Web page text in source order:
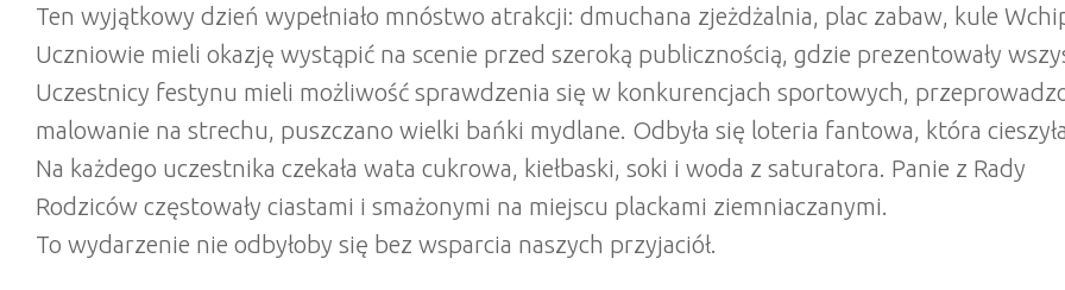
Ten wyjątkowy dzień wypełniało mnóstwo atrakcji: dmuchana zjeżdżalnia, plac zabaw, kule
Uczniowie mieli okazję wystąpić na scenie przed szeroką publicznością, gdzie prezentowały
Uczestnicy festynu mieli możliwość sprawdzenia się w konkurencjach sportowych,
malowanie na strechu, puszczano wielki bańki mydlane. Odbyła się loteria fantowa, która
Na każdego uczestnika czekała wata cukrowa, kiełbaski, soki i woda z saturatora. Panie z Rady
Rodziców częstowały ciastami i smażonymi na miejscu plackami ziemniaczanymi.
To wydarzenie nie odbyłoby się bez wsparcia naszych przyjaciół.